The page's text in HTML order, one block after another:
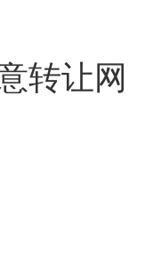
转让网